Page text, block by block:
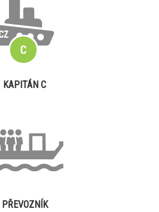
KAPITÁN C
PŘEVOZNÍK